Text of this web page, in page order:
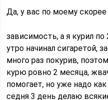
Да, у вас по моему скорее
зависимость, а я курил
утро начинал сигаретой,
много раз покурив,
курю ровно 2 месяца,
помогает, но уже надо
седня 3 день делаю